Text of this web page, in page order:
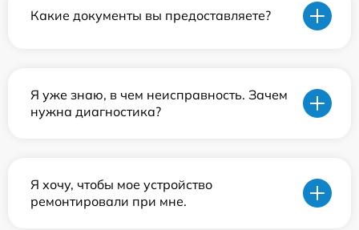
Какие документы вы предоставляете?
Я уже знаю, в чем неисправность. Зачем
нужна диагностика?
Я хочу, чтобы мое устройство
ремонтировали при мне.